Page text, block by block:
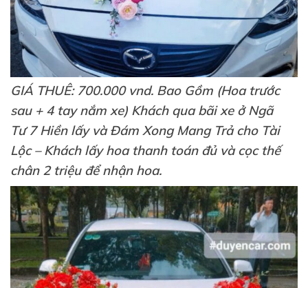
GIÁ THUÊ: 700.000 vnd. Bao Gồm (Hoa trước
sau + 4 tay nắm xe) Khách qua bãi xe ở Ngã
Tư 7 Hiền lấy và Đám Xong Mang Trả cho Tài
Lộc – Khách lấy hoa thanh toán đủ và cọc thế
chân 2 triệu để nhận hoa.